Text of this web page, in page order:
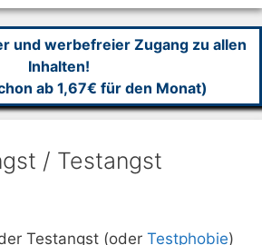
und werbefreier Zugang zu allen
Inhalten!
ab 1,67€ für den Monat)
/ Testangst
Testangst (oder Testphobie)